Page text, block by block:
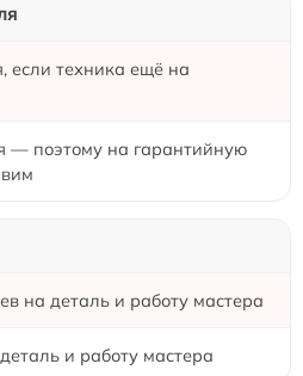
если техника ещё на
— поэтому на гарантийную
на деталь и работу мастера
и работу мастера